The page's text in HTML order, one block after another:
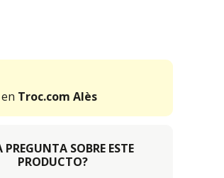
Troc.com Alès
PREGUNTA SOBRE ESTE
PRODUCTO?